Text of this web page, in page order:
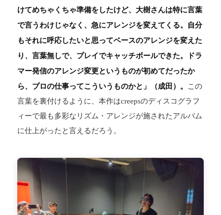
けてめちゃくちゃ準備をしたけど、大樹さんは特に言葉
で言うわけじゃなく、急にアレンジを変えてくる。自分
もそれに呼応したいと思ってベースのアレンジを変えた
り、言葉無しで、プレイでキャッチボールできた。ドラ
マー発信のアレンジ変更というものが初めてだったか
ら、プロの仕事ってこういうものかと」（成田）。
この
言葉を裏付けるように、本作はcreepsのディスコグラフ
ィーで最も多彩なリズム・アレンジが施されたアルバム
に仕上がったと言えるだろう。